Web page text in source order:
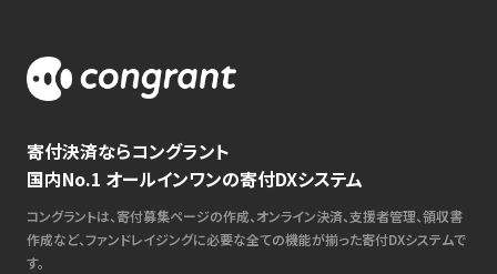
寄付決済ならコングラント
国内No.1 オールインワンの寄付DXシステム
コングラントは、寄付募集ページの作成、オンライン決済、支援者管理、領収書
作成など、ファンドレイジングに必要な全ての機能が揃った寄付DXシステムで
す。